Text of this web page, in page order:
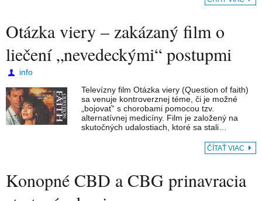
Otázka viery – zakázaný film o
liečení „nevedeckými“ postupmi
info
Televízny film Otázka viery (Question of faith)
sa venuje kontroverznej téme, či je možné
„bojovať“ s chorobami pomocou tzv.
alternatívnej medicíny. Film je založený na
skutočných udalostiach, ktoré sa stali…
ČÍTAŤ VIAC
Konopné CBD a CBG prinavracia